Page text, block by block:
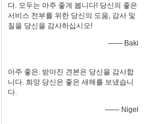
다. 모두는 아주 좋게 봅니다! 당신의 좋은
서비스 전부를 위한 당신의 도움, 감사 및
질을 당신을 감사하십시오!
—— Baki
아주 좋은. 받아진 견본은 당신을 감사합
니다. 희망 당신은 좋은 새해를 보냈습니
다.
—— Nigel